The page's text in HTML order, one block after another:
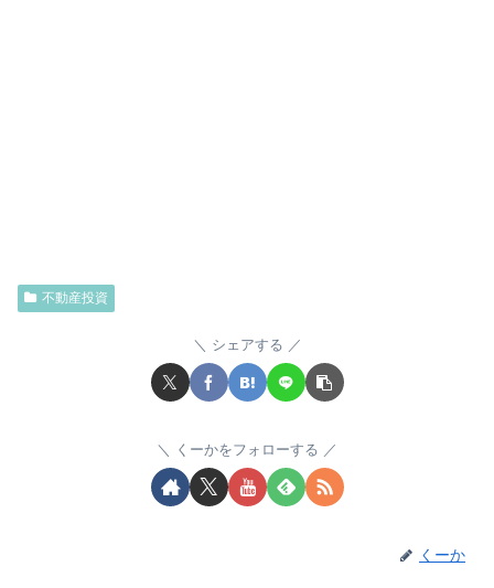
不動産投資
シェアする
くーかをフォローする
くーか